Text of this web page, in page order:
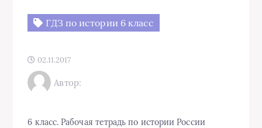
ГДЗ по истории 6 класс
02.11.2017
Автор:
6 класс. Рабочая тетрадь по истории России